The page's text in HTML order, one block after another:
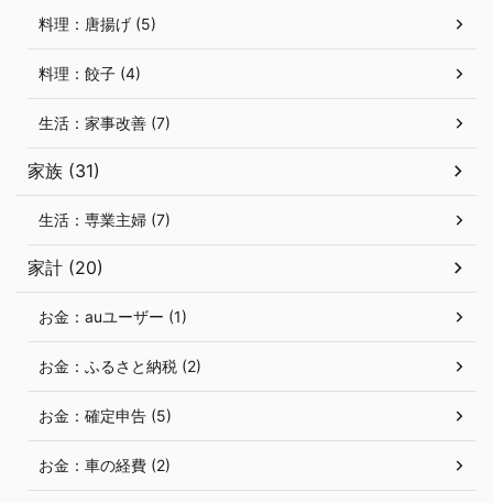
料理：唐揚げ (5)
料理：餃子 (4)
生活：家事改善 (7)
家族 (31)
生活：専業主婦 (7)
家計 (20)
お金：auユーザー (1)
お金：ふるさと納税 (2)
お金：確定申告 (5)
お金：車の経費 (2)